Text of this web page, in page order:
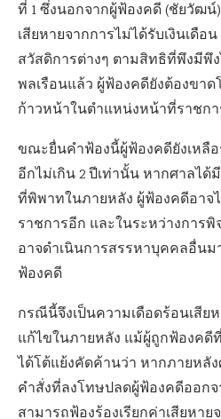
ที่ 1 ซึ่งนอกจากผู้ฟ้องคดี (ชัยวัฒน์
เสียหายจากการไม่ได้รับเงินเดือ
สวัสดิการต่างๆ ตามสิทธิที่พึงมีพึ
พลเรือนแล้ว ผู้ฟ้องคดียังต้องขา
ก้าวหน้าในตำแหน่งหน้าที่ราชก
ขณะยื่นคำฟ้องนี้ผู้ฟ้องคดียังเหลือ
อีกไม่เกิน 2 ปีเท่านั้น หากศาลไ
ที่พิพาทในภายหลัง ผู้ฟ้องคดีอาจ
ราชการอีก และในระหว่างการ
อาจดำเนินการสรรหาบุคคลอื่น
ฟ้องคดี
กรณีนี้จึงเป็นความเดือดร้อนเสีย
แก้ไขในภายหลัง แม้ผู้ถูกฟ้องคดี
ได้โต้แย้งคัดค้านว่า หากภายหลั
คำสั่งที่ลงโทษปลดผู้ฟ้องคดีออก
สามารถฟ้องร้องเรียกค่าเสียหา